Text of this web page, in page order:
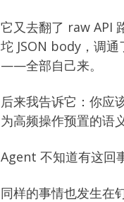
它又去翻了 raw API
坨 JSON body，调
——全部自己来。
后来我告诉它：你应
为高频操作预置的语
Agent 不知道有这回
同样的事情也发生在